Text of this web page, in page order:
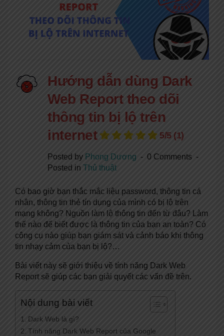
Hướng dẫn dùng Dark
Web Report theo dõi
thông tin bị lộ trên
internet
5/5 (1)
Posted by Phong Dương
0 Comments
Posted in Thủ thuật
Có bao giờ bạn thắc mắc liệu password, thông tin cá
nhân, thông tin thẻ tín dụng của mình có bị lộ trên
mạng không? Nguồn làm lộ thông tin đến từ đâu? Làm
thế nào để biết được là thông tin của bạn an toàn? Có
công cụ nào giúp bạn giám sát và cảnh báo khi thông
tin nhạy cảm của bạn bị lộ?…
Bài viết này sẽ giới thiệu về tính năng Dark Web
Report sẽ giúp các bạn giải quyết các vấn đề trên.
Nội dung bài viết
Dark Web là gì?
Tính năng Dark Web Report của Google